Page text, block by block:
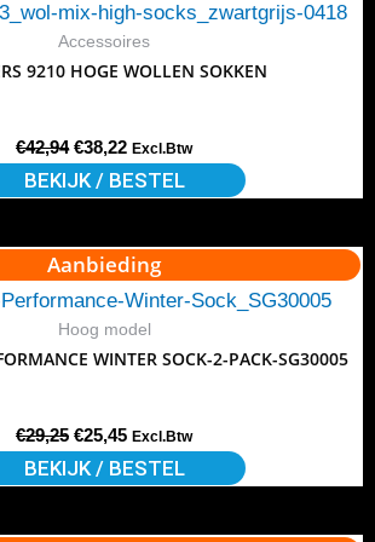
op
Accessoires
9210 HOGE WOLLEN SOKKEN
€42,94
was:
€42,94.
€38,22
is:
€38,22.
Excl.Btw
BEKIJK / BESTEL
product
heeft
meerdere
Deze
optie
gekozen
worden
op
Aanbieding
Hoog model
WINTER SOCK-2-PACK-SG30005
€29,25
Oorspronkelijke
prijs
was:
€29,25.
€25,45
Huidige
prijs
is:
€25,45.
Excl.Btw
BEKIJK / BESTEL
Dit
product
heeft
meerdere
Deze
optie
gekozen